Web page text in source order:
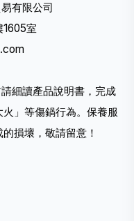
有限公司
1605室
細讀產品說明書，完成
」等傷鍋行為。保養服
損壞，敬請留意！